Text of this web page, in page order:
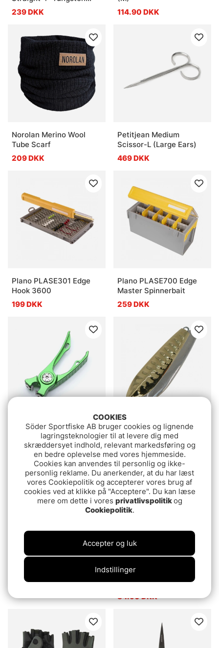
Carbide Fine Blade Blue
239 DKK
114.90 DKK
Norolan Merino Wool
Tube Scarf
209 DKK
Petitjean Medium
Scissor-L (Large Ears)
469 DKK
Plano PLASE301 Edge
Hook 3600
199 DKK
Plano PLASE700 Edge
Master Spinnerbait
259 DKK
Vision Pro Nipper
139 DKK
Finnex Tornade Vertical
Ice Jig 45mm
54.90 DKK
Mikado Double System
Rig Box
84.90 DKK
COOKIES
Söder Sportfiske AB bruger cookies og lignende
lagringsteknologier til at levere dig med
skræddersyet indhold, relevant markedsføring og
en bedre oplevelse med vores hjemmeside.
Cookies kan anvendes til personlig og ikke-
personlig reklame. Du anerkender, at du har læst
vores Cookiepolitik og accepterer vores brug af
cookies ved at klikke på "Acceptere". Du kan læse
mere om dette i vores privatlivspolitikog
Cookiepolitik.
Indstillinger
Accepter og luk